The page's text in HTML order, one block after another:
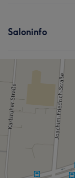
Saloninfo